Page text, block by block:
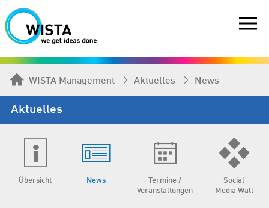
WISTA Management Aktuelles News
Aktuelles
Übersicht News
Termine /
Veranstaltungen
Social
Media Wall